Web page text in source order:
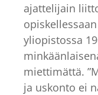
ajattelijain
yliopistossa
miettimättä.
ja uskonto ei